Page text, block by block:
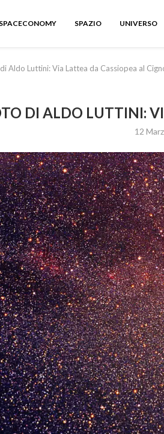
SPAZIO UNIVERSO
Aldo Luttini: Via Lattea da Cassiopea al
DI ALDO LUTTINI:
12